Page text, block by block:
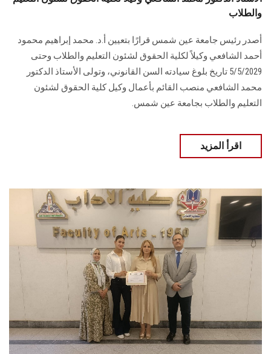
والطلاب
أصدر رئيس جامعة عين شمس قرارًا بتعيين أ.د. محمد إبراهيم محمود
أحمد الشافعي وكيلاً لكلية الحقوق لشئون التعليم والطلاب وحتى
5/5/2029 تاريخ بلوغ سيادته السن القانوني، وتولى الأستاذ الدكتور
محمد الشافعي منصب القائم بأعمال وكيل كلية الحقوق لشئون
التعليم والطلاب بجامعة عين شمس.
اقرأ المزيد